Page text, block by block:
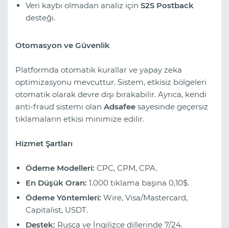
Veri kaybı olmadan analiz için S2S Postback
desteği.
Otomasyon ve Güvenlik
Platformda otomatik kurallar ve yapay zeka
optimizasyonu mevcuttur. Sistem, etkisiz bölgeleri
otomatik olarak devre dışı bırakabilir. Ayrıca, kendi
anti-fraud sistemi olan Adsafee sayesinde geçersiz
tıklamaların etkisi minimize edilir.
Hizmet Şartları
Ödeme Modelleri: CPC, CPM, CPA.
En Düşük Oran: 1.000 tıklama başına 0,10$.
Ödeme Yöntemleri: Wire, Visa/Mastercard,
Capitalist, USDT.
Destek: Rusça ve İngilizce dillerinde 7/24.